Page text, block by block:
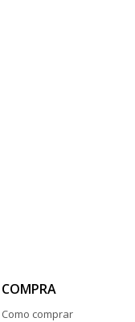
COMPRA
Como comprar